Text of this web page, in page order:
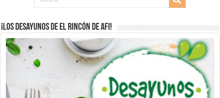
¡Los desayunos de El Rincón de Afi!